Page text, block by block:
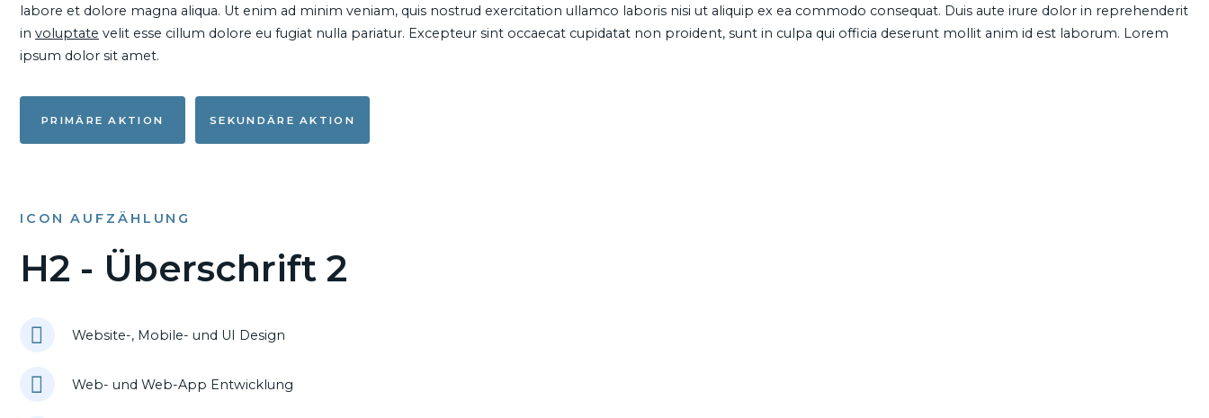
labore et dolore magna aliqua. Ut enim ad minim veniam, quis nostrud exercitation ullamco laboris nisi ut aliquip ex ea commodo consequat. Duis aute irure dolor in reprehenderit
in voluptate velit esse cillum dolore eu fugiat nulla pariatur. Excepteur sint occaecat cupidatat non proident, sunt in culpa qui officia deserunt mollit anim id est laborum. Lorem
ipsum dolor sit amet.
PRIMÄRE AKTION SEKUNDÄRE AKTION
ICON AUFZÄHLUNG
H2 - Überschrift 2
Website-, Mobile- und UI Design
Web- und Web-App Entwicklung